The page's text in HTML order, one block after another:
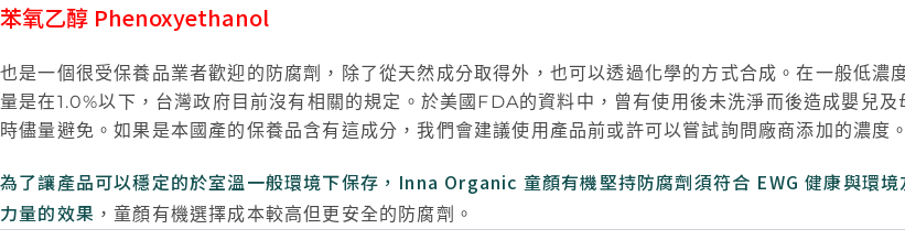
苯氧乙醇 Phenoxyethanol
也是一個很受保養品業者歡迎的防腐劑，除了從天然成分取得外，也可以透過化學的方式合成。在一般低濃
量是在1.0%以下，台灣政府目前沒有相關的規定。於美國FDA的資料中，曾有使用後未洗淨而後造成嬰兒
時儘量避免。如果是本國產的保養品含有這成分，我們會建議使用產品前或許可以嘗試詢問廠商添加的濃度。
為了讓產品可以穩定的於室溫一般環境下保存，Inna Organic 童顏有機堅持防腐劑須符合 EWG 健康與環
力量的效果 ，童顏有機選擇成本較高但更安全的防腐劑。